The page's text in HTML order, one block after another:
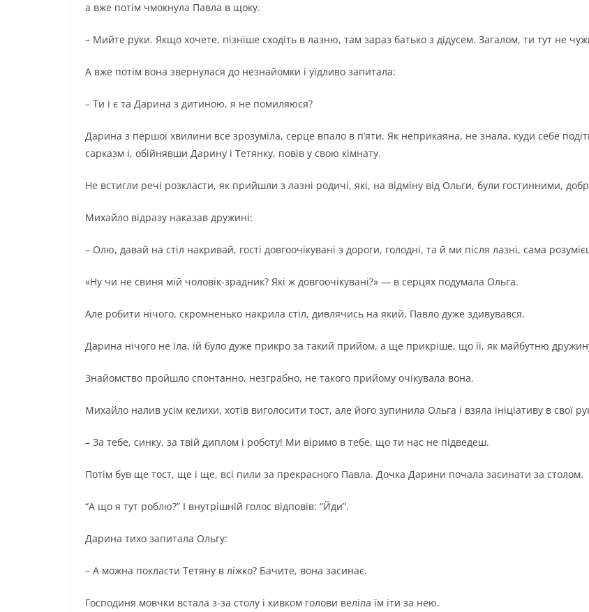
а вже потім чмокнула Павла в щоку.
– Мийте руки. Якщо хочете, пізніше сходіть в лазню, там зараз батько з дідусем. Загалом, ти тут не
А вже потім вона звернулася до незнайомки і уїдливо запитала:
– Ти і є та Дарина з дитиною, я не помиляюся?
Дарина з першої хвилини все зрозуміла, серце впало в п’яти. Як неприкаяна, не знала, куди себе
сарказм і, обійнявши Дарину і Тетянку, повів у свою кімнату.
Не встигли речі розкласти, як прийшли з лазні родичі, які, на відміну від Ольги, були гостинними,
Михайло відразу наказав дружині:
– Олю, давай на стіл накривай, гості довгоочікувані з дороги, голодні, та й ми після лазні, сама
«Ну чи не свиня мій чоловік-зрадник? Які ж довгоочікувані?» — в серцях подумала Ольга.
Але робити нічого, скромненько накрила стіл, дивлячись на який, Павло дуже здивувався.
Дарина нічого не їла, їй було дуже прикро за такий прийом, а ще прикріше, що її, як майбутню
Знайомство пройшло спонтанно, незграбно, не такого прийому очікувала вона.
Михайло налив усім келихи, хотів виголосити тост, але його зупинила Ольга і взяла ініціативу в свої
– За тебе, синку, за твій диплом і роботу! Ми віримо в тебе, що ти нас не підведеш.
Потім був ще тост, ще і ще, всі пили за прекрасного Павла. Дочка Дарини почала засинати за столом.
“А що я тут роблю?” І внутрішній голос відповів: “Йди”.
Дарина тихо запитала Ольгу:
– А можна покласти Тетяну в ліжко? Бачите, вона засинає.
Господиня мовчки встала з-за столу і кивком голови веліла їм іти за нею.